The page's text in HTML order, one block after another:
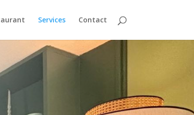
Services Contact